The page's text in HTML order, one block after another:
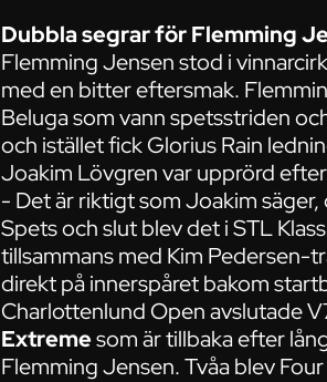
Dubbla segrar för Flemming
Flemming Jensen stod i
med en bitter eftersmak.
Beluga som vann spetsstriden
och istället fick Glorius Rain
Joakim Lövgren var upprörd
- Det är riktigt som Joakim
Spets och slut blev det i STL
tillsammans med Kim Pedersen-
direkt på innerspåret bakom
Charlottenlund Open avslutade
Extremesom är tillbaka efter
Flemming Jensen. Tvåa blev